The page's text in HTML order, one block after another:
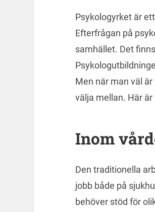
Psykologyrket är
Efterfrågan på
samhället. Det
Men när man väl
välja mellan. Här
Inom
Den traditionella
jobb både på
behöver stöd för